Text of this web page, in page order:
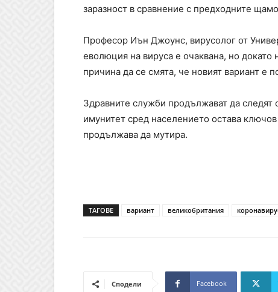
заразност в сравнение с предходните
Професор Иън Джоунс, вирусолог от
еволюция на вируса е очаквана, но
причина да се смята, че новият вариант е
Здравните служби продължават да следят
имунитет сред населението остава
продължава да мутира.
ТАГОВЕ вариант великобритания
Сподели Facebook